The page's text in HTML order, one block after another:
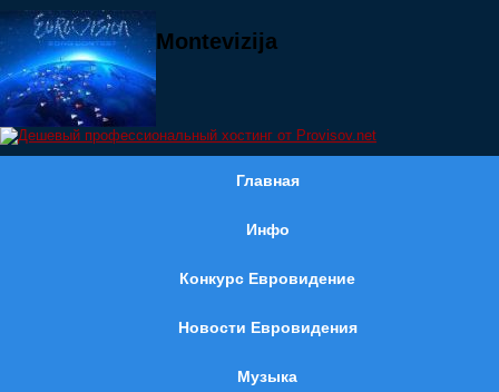
Montevizija
Главная
Инфо
Конкурс Евровидение
Новости Евровидения
Музыка